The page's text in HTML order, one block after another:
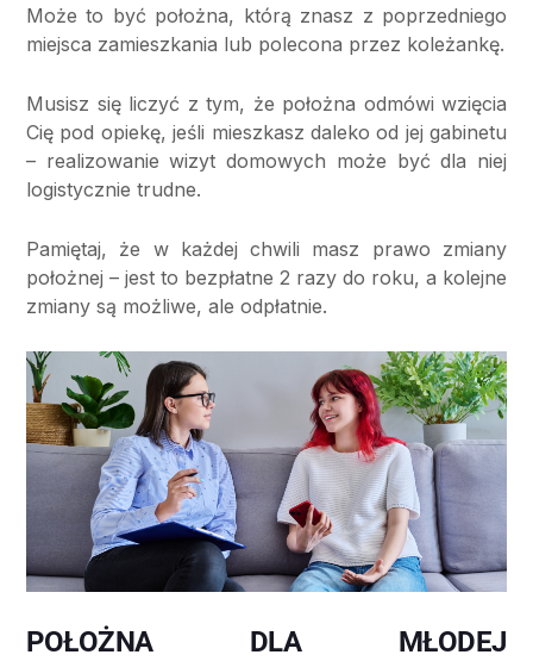
Może to być położna, którą znasz z poprzedniego
miejsca zamieszkania lub polecona przez koleżankę.
Musisz się liczyć z tym, że położna odmówi wzięcia
Cię pod opiekę, jeśli mieszkasz daleko od jej gabinetu
– realizowanie wizyt domowych może być dla niej
logistycznie trudne.
Pamiętaj, że w każdej chwili masz prawo zmiany
położnej – jest to bezpłatne 2 razy do roku, a kolejne
zmiany są możliwe, ale odpłatnie.
POŁOŻNA DLA MŁODEJ